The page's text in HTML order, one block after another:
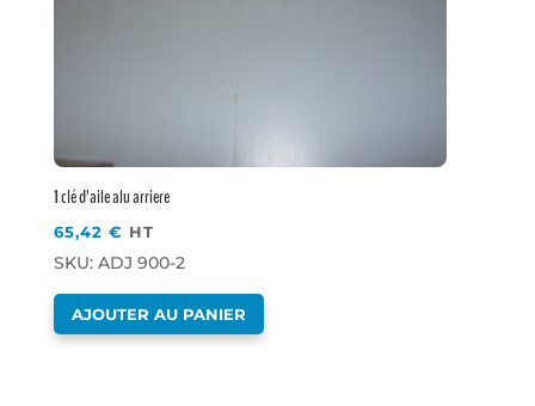
1 clé d’aile alu arriere
65,42€ HT
SKU: ADJ 900-2
AJOUTER AU PANIER